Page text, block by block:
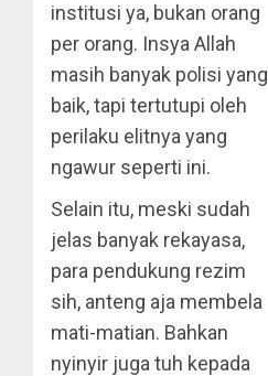
institusi ya, bukan orang
per orang. Insya Allah
masih banyak polisi yang
baik, tapi tertutupi oleh
perilaku elitnya yang
ngawur seperti ini.
Selain itu, meski sudah
jelas banyak rekayasa,
para pendukung rezim
sih, anteng aja membela
mati-matian. Bahkan
nyinyir juga tuh kepada